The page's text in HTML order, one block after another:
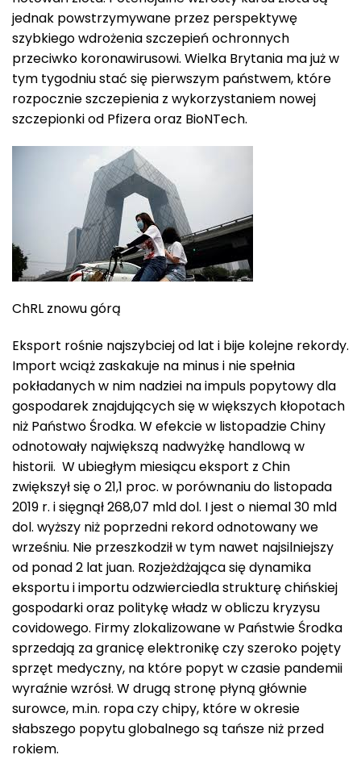
jednak powstrzymywane przez perspektywę
szybkiego wdrożenia szczepień ochronnych
przeciwko koronawirusowi. Wielka Brytania ma już w
tym tygodniu stać się pierwszym państwem, które
rozpocznie szczepienia z wykorzystaniem nowej
szczepionki od Pfizera oraz BioNTech.
ChRL znowu górą
Eksport rośnie najszybciej od lat i bije kolejne rekordy.
Import wciąż zaskakuje na minus i nie spełnia
pokładanych w nim nadziei na impuls popytowy dla
gospodarek znajdujących się w większych kłopotach
niż Państwo Środka. W efekcie w listopadzie Chiny
odnotowały największą nadwyżkę handlową w
historii. W ubiegłym miesiącu eksport z Chin
zwiększył się o 21,1 proc. w porównaniu do listopada
2019 r. i sięgnął 268,07 mld dol. I jest o niemal 30 mld
dol. wyższy niż poprzedni rekord odnotowany we
wrześniu. Nie przeszkodził w tym nawet najsilniejszy
od ponad 2 lat juan. Rozjeżdżająca się dynamika
eksportu i importu odzwierciedla strukturę chińskiej
gospodarki oraz politykę władz w obliczu kryzysu
covidowego. Firmy zlokalizowane w Państwie Środka
sprzedają za granicę elektronikę czy szeroko pojęty
sprzęt medyczny, na które popyt w czasie pandemii
wyraźnie wzrósł. W drugą stronę płyną głównie
surowce, m.in. ropa czy chipy, które w okresie
słabszego popytu globalnego są tańsze niż przed
rokiem.